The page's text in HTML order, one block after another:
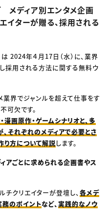
らせ
ながる×メディア
ど メディア別エンタメ企画
ターが贈る、採用される
2024年４月17日（水）に、業界
採用される方法に関する無料ウ
業界でジャンルを超えて仕事をす
可欠です。
漫画原作・ゲームシナリオと、多
それぞれのメディアで必要とさ
り方について解説します。
アごとに求められる企画書やス
チクリエイターが登壇し、各メデ
のポイントなど、実践的なノウ